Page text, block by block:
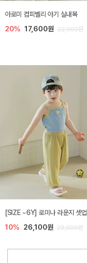
아로미 컴피벨리 아기 실내복
20% 17,600원 22,000원
[SIZE ~6Y] 로미나 라운지 셋업
10% 26,100원 29,000원